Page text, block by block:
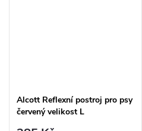
Alcott Reflexní postroj pro psy
červený velikost L